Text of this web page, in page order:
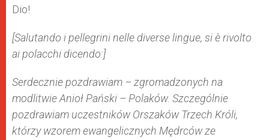
Dio!
[Salutando i pellegrini nelle diverse lingue, si è rivolto
ai polacchi dicendo:]
Serdecznie pozdrawiam – zgromadzonych na
modlitwie Anioł Pański – Polaków. Szczególnie
pozdrawiam uczestników Orszaków Trzech Króli,
którzy wzorem ewangelicznych Mędrców ze